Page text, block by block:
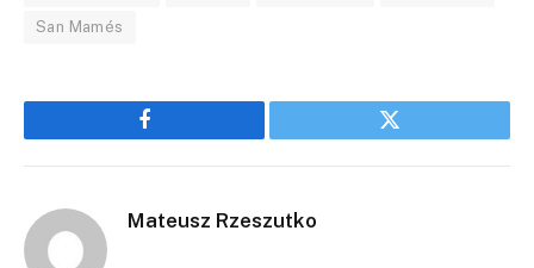
San Mamés
Facebook Twitter
Mateusz Rzeszutko